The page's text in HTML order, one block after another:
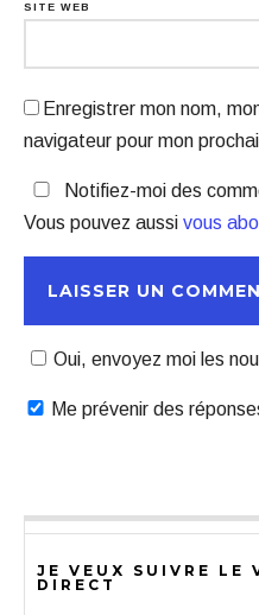
SITE WEB
Enregistrer mon nom,
navigateur pour mon
Notifiez-moi des
Vous pouvez aussi vous
Oui, envoyez moi les
Me prévenir des
JE VEUX SUIVRE LE
DIRECT